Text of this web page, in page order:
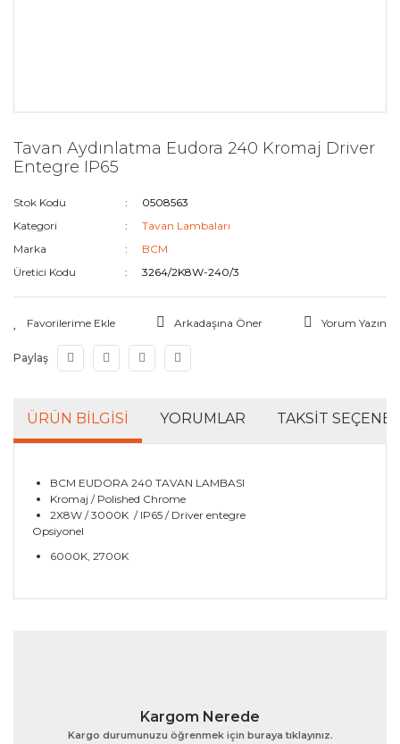
Tavan Aydınlatma Eudora 240 Kromaj Driver
Entegre IP65
Stok Kodu
0508563
Kategori
Tavan Lambaları
Marka
BCM
Üretici Kodu
3264/2K8W-240/3
Arkadaşına Öner Yorum Yazın
Paylaş
ÜRÜN BILGISI YORUMLAR TAKSIT
BCM EUDORA 240 TAVAN LAMBASI
Kromaj / Polished Chrome
2X8W / 3000K / IP65 / Driver entegre
Opsiyonel
6000K, 2700K
Bu ürünün fiyat bilgisi, resim, ürün açıklamalarında ve
Ürün açıklamasında eksik bilgiler bulunuyor.
Kargom Nerede
Kargo durumunuzu öğrenmek için buraya tıklayınız.